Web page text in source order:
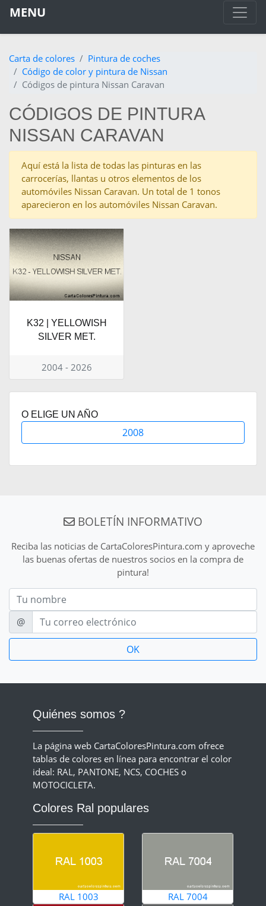
MENU
Carta de colores
Pintura de coches
Código de color y pintura de Nissan
Códigos de pintura Nissan Caravan
CÓDIGOS DE PINTURA
NISSAN CARAVAN
Aquí está la lista de todas las pinturas en las
carrocerías, llantas u otros elementos de los
automóviles Nissan Caravan. Un total de 1 tonos
aparecieron en los automóviles Nissan Caravan.
K32 | YELLOWISH
SILVER MET.
2004 - 2026
O ELIGE UN AÑO
2008
BOLETÍN INFORMATIVO
Reciba las noticias de CartaColoresPintura.com y aproveche
las buenas ofertas de nuestros socios en la compra de
pintura!
Nom
E-mail
@
Quiénes somos ?
La página web CartaColoresPintura.com ofrece
tablas de colores en línea para encontrar el color
ideal: RAL, PANTONE, NCS, COCHES o
MOTOCICLETA.
Colores Ral populares
RAL 1003 RAL 7004